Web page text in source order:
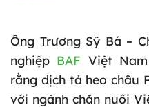
Ông Trương Sỹ Bá –
nghiệp BAF Việt
rằng dịch tả heo châu
với ngành chăn nuôi